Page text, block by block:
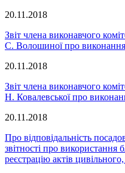
20.11.2018
Звіт члена виконавчого
С. Волошиної про виконання
20.11.2018
Звіт члена виконавчого
Н. Ковалевської про
20.11.2018
Про відповідальність
звітності про використання
реєстрацію актів